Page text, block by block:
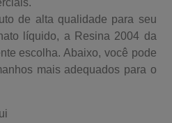
de alta qualidade para seu
líquido, a Resina 2004 da
escolha. Abaixo, você pode
mais adequados para o